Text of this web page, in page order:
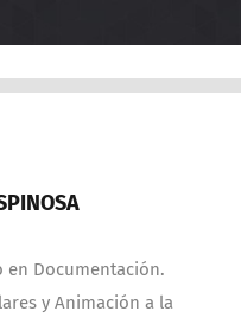
en Documentación.
y Animación a la